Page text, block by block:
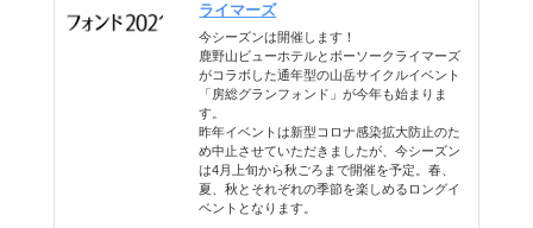
ライマーズ
今シーズンは開催します！
鹿野山ビューホテルとボーソークライマーズ
がコラボした通年型の山岳サイクルイベント
「房総グランフォンド」が今年も始まりま
す。
昨年イベントは新型コロナ感染拡大防止のた
め中止させていただきましたが、今シーズン
は4月上旬から秋ごろまで開催を予定。春、
夏、秋とそれぞれの季節を楽しめるロングイ
ベントとなります。